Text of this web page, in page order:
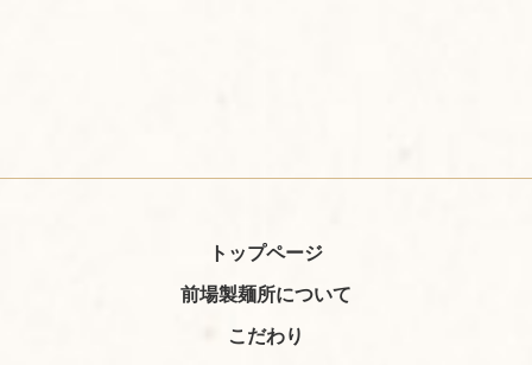
トップページ
前場製麺所について
こだわり